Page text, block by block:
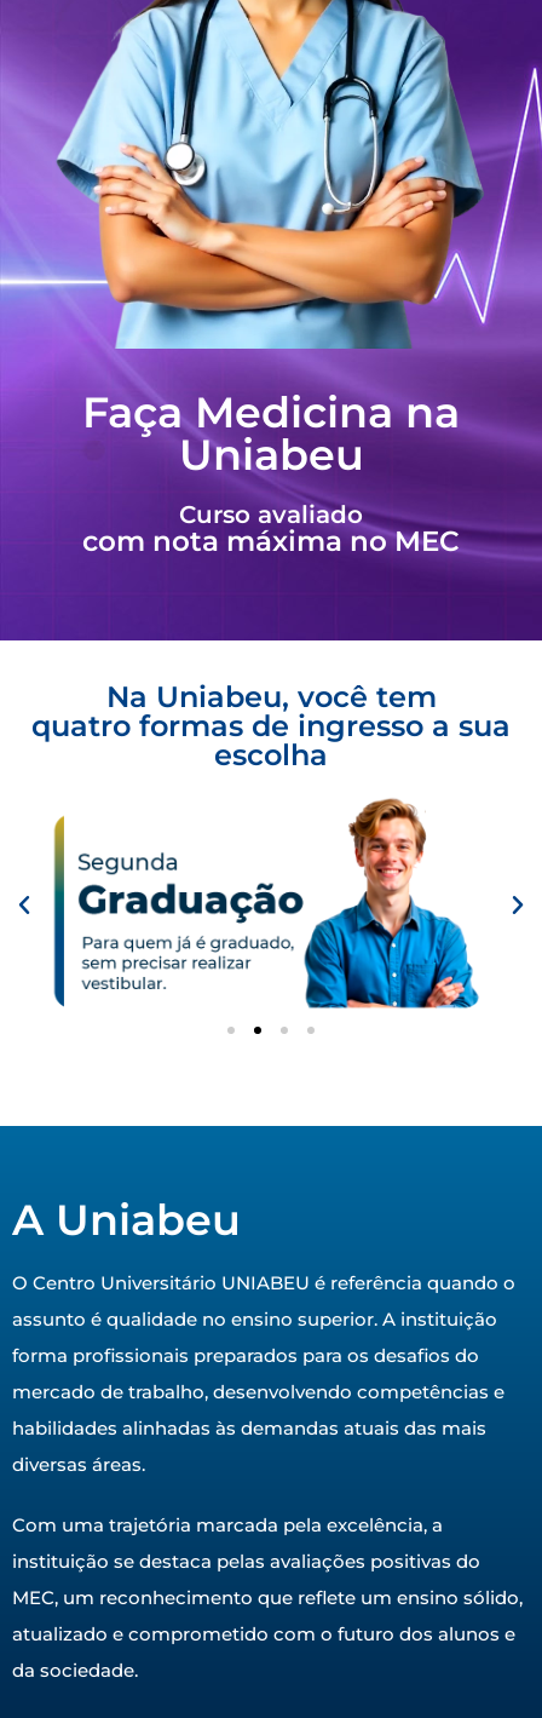
Faça Medicina na
Uniabeu
Curso avaliado
com nota máxima no MEC
Na Uniabeu, você tem
quatro formas de ingresso a sua
escolha
A Uniabeu
O Centro Universitário UNIABEU é referência quando o
assunto é qualidade no ensino superior. A instituição
forma profissionais preparados para os desafios do
mercado de trabalho, desenvolvendo competências e
habilidades alinhadas às demandas atuais das mais
diversas áreas.
Com uma trajetória marcada pela excelência, a
instituição se destaca pelas avaliações positivas do
MEC, um reconhecimento que reflete um ensino sólido,
atualizado e comprometido com o futuro dos alunos e
da sociedade.